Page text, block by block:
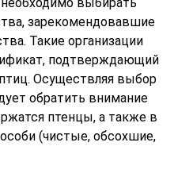
зарекомендовавшие
Такие организации
подтверждающий
Осуществляя выбор
обратить внимание
птенцы, а также в
(чистые, обсохшие,